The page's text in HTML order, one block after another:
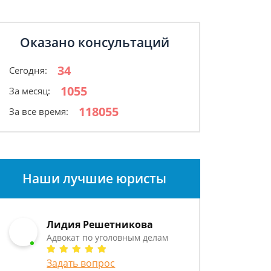
Оказано консультаций
Сегодня: 34
За месяц: 1055
За все время: 118055
Наши лучшие юристы
Лидия Решетникова
Адвокат по уголовным делам
Задать вопрос